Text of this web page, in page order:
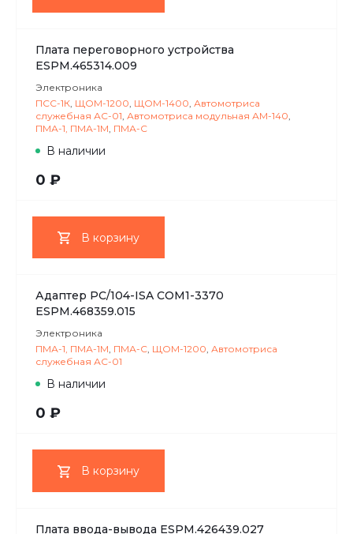
Плата переговорного устройства
ESPM.465314.009
Электроника
ПСС-1К, ЩОМ-1200, ЩОМ-1400, Автомотриса
служебная АС-01, Автомотриса модульная АМ-140,
ПМА-1, ПМА-1М, ПМА-С
В наличии
0 ₽
В корзину
Адаптер PC/104-ISA COM1-3370
ESPM.468359.015
Электроника
ПМА-1, ПМА-1М, ПМА-С, ЩОМ-1200, Автомотриса
служебная АС-01
В наличии
0 ₽
В корзину
Плата ввода-вывода ESPM.426439.027